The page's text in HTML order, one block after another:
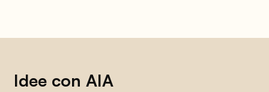
Idee con AIA